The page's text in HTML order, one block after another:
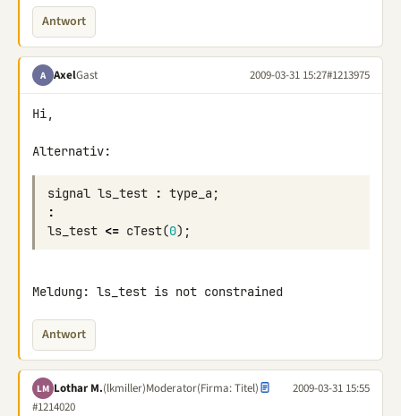
Antwort
A AxelGast 2009-03-31 15:27#1213975
Hi,
signal ls_test : type_a;
:
ls_test <= cTest(0);
Meldung: ls_test is not constrained
Antwort
LM Lothar M.(lkmiller)Moderator(Firma: Titel)
2009-03-31 15:55
#1214020